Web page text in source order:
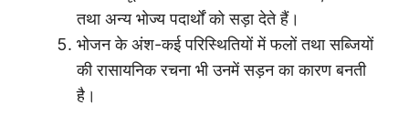
तथा अन्य भोज्य पदार्थों को सड़ा देते हैं।
भोजन के अंश-कई परिस्थितियों में फलों तथा सब्जियों
की रासायनिक रचना भी उनमें सड़न का कारण बनती
है।